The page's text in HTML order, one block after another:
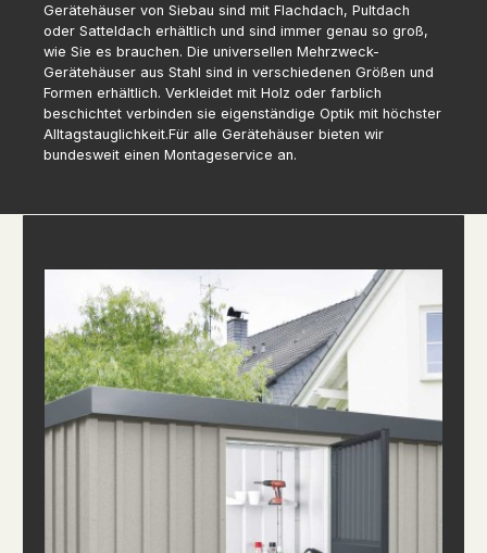
Gerätehäuser von Siebau sind mit Flachdach, Pultdach
oder Satteldach erhältlich und sind immer genau so groß,
wie Sie es brauchen. Die universellen Mehrzweck-
Gerätehäuser aus Stahl sind in verschiedenen Größen und
Formen erhältlich. Verkleidet mit Holz oder farblich
beschichtet verbinden sie eigenständige Optik mit höchster
Alltagstauglichkeit.Für alle Gerätehäuser bieten wir
bundesweit einen Montageservice an.